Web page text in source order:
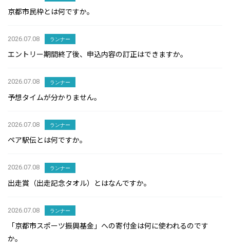
京都市民枠とは何ですか。
2026.07.08 ランナー
エントリー期間終了後、申込内容の訂正はできますか。
2026.07.08 ランナー
予想タイムが分かりません。
2026.07.08 ランナー
ペア駅伝とは何ですか。
2026.07.08 ランナー
出走賞（出走記念タオル）とはなんですか。
2026.07.08 ランナー
「京都市スポーツ振興基金」への寄付金は何に使われるのです
か。